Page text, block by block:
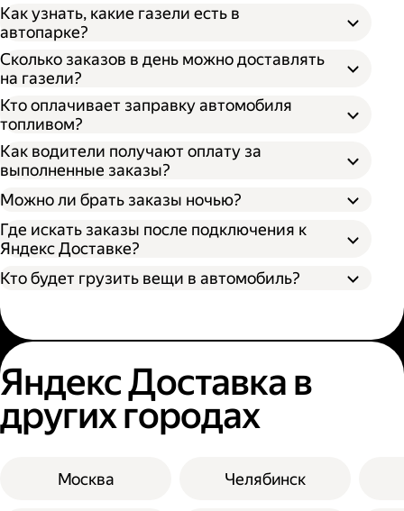
Как узнать, какие газели есть в
автопарке?
Сколько заказов в день можно доставлять
на газели?
Кто оплачивает заправку автомобиля
топливом?
Как водители получают оплату за
выполненные заказы?
Можно ли брать заказы ночью?
Где искать заказы после подключения к
Яндекс Доставке?
Кто будет грузить вещи в автомобиль?
Яндекс Доставка в
других городах
Москва Челябинск